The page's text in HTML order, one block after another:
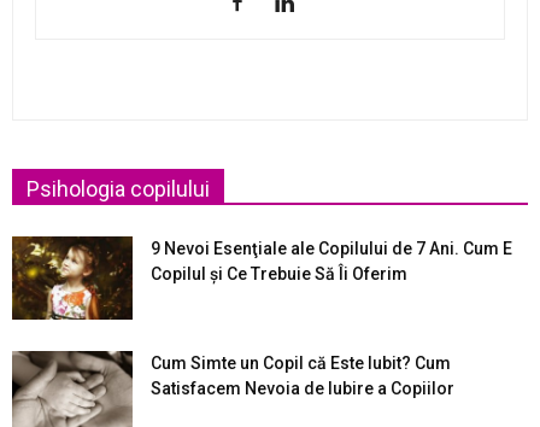
Psihologia copilului
9 Nevoi Esenţiale ale Copilului de 7 Ani. Cum E
Copilul şi Ce Trebuie Să Îi Oferim
Cum Simte un Copil că Este Iubit? Cum
Satisfacem Nevoia de Iubire a Copiilor